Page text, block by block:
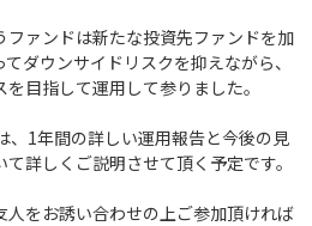
ァンドは新たな投資先ファンドを加
ダウンサイドリスクを抑えながら、
目指して運用して参りました。
1年間の詳しい運用報告と今後の見
詳しくご説明させて頂く予定です。
をお誘い合わせの上ご参加頂ければ